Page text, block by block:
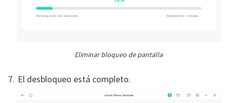
Eliminar bloqueo de pantalla
El desbloqueo está completo.